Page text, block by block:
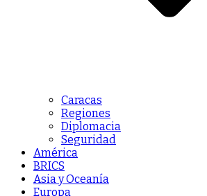
Caracas
Regiones
Diplomacia
Seguridad
América
BRICS
Asia y Oceanía
Europa